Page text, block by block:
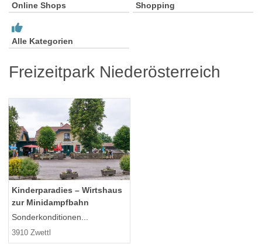
Online Shops Shopping
Alle Kategorien
Freizeitpark Niederösterreich
Kinderparadies – Wirtshaus
zur Minidampfbahn
Sonderkonditionen...
3910 Zwettl